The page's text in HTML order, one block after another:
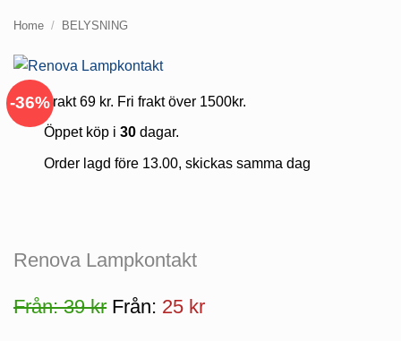
Home / BELYSNING
-36%Frakt 69 kr. Fri frakt över 1500kr.
Öppet köp i 30dagar.
Order lagd före 13.00, skickas samma dag
Renova Lampkontakt
Från:39kr Från: 25 kr